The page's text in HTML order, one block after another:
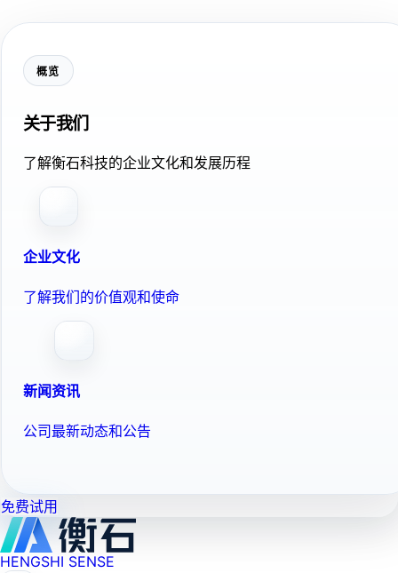
概览
关于我们
了解衡石科技的企业文化和发展历程
企业文化
了解我们的价值观和使命
新闻资讯
公司最新动态和公告
免费试用
HENGSHI SENSE